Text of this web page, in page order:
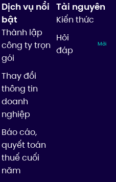
Dịch vụ nổi
bật
Thành lập
công ty trọn
gói
Thay đổi
thông tin
doanh
nghiệp
Báo cáo,
quyết toán
thuế cuối
năm
Tài nguyên
Kiến thức
Hỏi
đáp
Mới